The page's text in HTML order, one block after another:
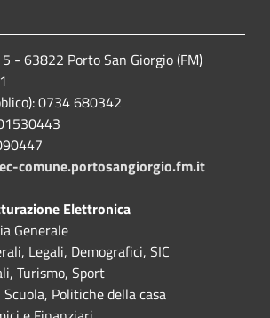
- 63822 Porto San Giorgio (FM)
0734 680342
comune.portosangiorgio.fm.it
Elettronica
Generale
Legali, Demografici, SIC
Turismo, Sport
Scuola, Politiche della casa